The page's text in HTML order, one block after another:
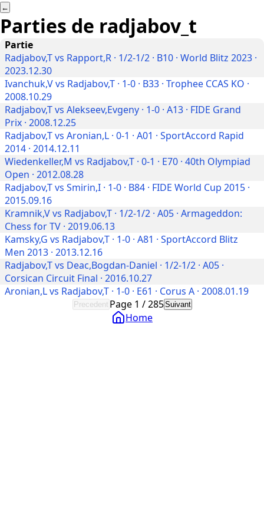
←
Parties de radjabov_t
Partie
Radjabov,T vs Rapport,R · 1/2-1/2 · B10 · World Blitz 2023 ·
2023.12.30
Ivanchuk,V vs Radjabov,T · 1-0 · B33 · Trophee CCAS KO ·
2008.10.29
Radjabov,T vs Alekseev,Evgeny · 1-0 · A13 · FIDE Grand
Prix · 2008.12.25
Radjabov,T vs Aronian,L · 0-1 · A01 · SportAccord Rapid
2014 · 2014.12.11
Wiedenkeller,M vs Radjabov,T · 0-1 · E70 · 40th Olympiad
Open · 2012.08.28
Radjabov,T vs Smirin,I · 1-0 · B84 · FIDE World Cup 2015 ·
2015.09.16
Kramnik,V vs Radjabov,T · 1/2-1/2 · A05 · Armageddon:
Chess for TV · 2019.06.13
Kamsky,G vs Radjabov,T · 1-0 · A81 · SportAccord Blitz
Men 2013 · 2013.12.16
Radjabov,T vs Deac,Bogdan-Daniel · 1/2-1/2 · A05 ·
Corsican Circuit Final · 2016.10.27
Aronian,L vs Radjabov,T · 1-0 · E61 · Corus A · 2008.01.19
Precedent Page 1 /285Suivant
Home